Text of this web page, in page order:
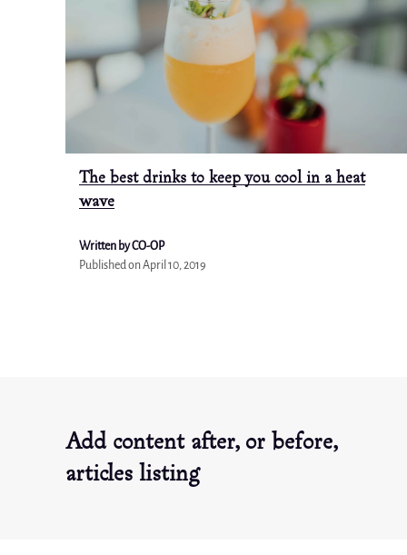
The best drinks to keep you cool in a heat
wave
Written by CO-OP
Published onApril 10, 2019
Add content after, or before,
articles listing